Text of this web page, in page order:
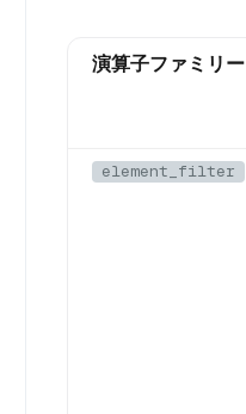
演算子ファミリー
element_filter